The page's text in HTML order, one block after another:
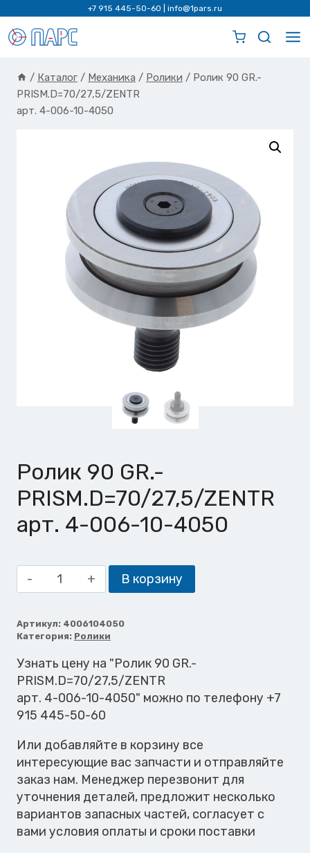
содержимому
+7 915 445-50-60 info@1pars.ru
/ Каталог / Механика / Ролики / Ролик 90 GR.-
PRISM.D=70/27,5/ZENTR
арт. 4-006-10-4050
Ролик 90 GR.-
PRISM.D=70/27,5/ZENTR
арт. 4-006-10-4050
Количество
товара
90
GR.-
PRISM.D=70/27,5/ZENTR
В корзину
Артикул: 4006104050
Категория: Ролики
Узнать цену на "Ролик 90 GR.-
PRISM.D=70/27,5/ZENTR
арт. 4-006-10-4050" можно по телефону +7
915 445-50-60
Или добавляйте в корзину все
интересующие вас запчасти и отправляйте
заказ нам. Менеджер перезвонит для
уточнения деталей, предложит несколько
вариантов запасных частей, согласует с
вами условия оплаты и сроки поставки